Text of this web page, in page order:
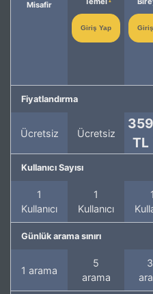
Misafir
Giriş Yap
Fiyatlandırma
Ücretsiz Ücretsiz
359
TL
Kullanıcı Sayısı
1
Kullanıcı
1
Kullanıcı
1
Günlük arama sınırı
1 arama
5
arama